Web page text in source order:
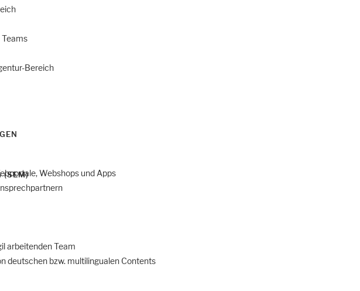
(SEM)
Bereich
Webshops und Apps
arbeitenden Team
deutschen bzw. multilingualen Contents